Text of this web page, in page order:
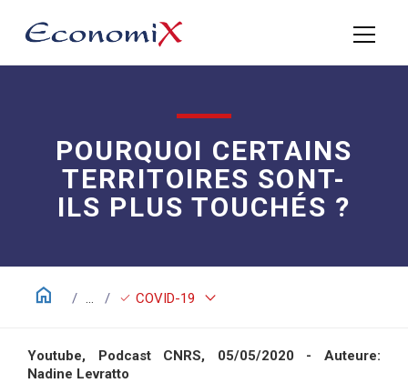
POURQUOI CERTAINS
TERRITOIRES SONT-
ILS PLUS TOUCHÉS ?
home check COVID-19 keyboard_arrow_down
Youtube, Podcast CNRS, 05/05/2020 - Auteure:
Nadine Levratto